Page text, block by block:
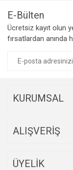
E-Bülten
Ücretsiz kayıt olun
fırsatlardan anında
KURUMSAL
ALIŞVERİŞ
ÜYELİK